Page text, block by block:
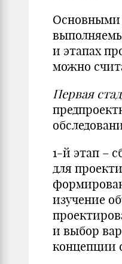
Основными
и этапах
можно
Первая
1-й этап –
для
изучение
и выбор
концепции